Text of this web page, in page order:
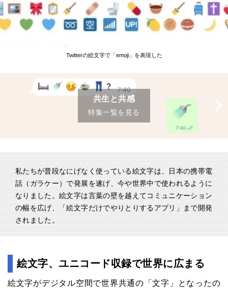
Twitterの絵文字で「emoji」を表現した
共生と共感
特集一覧を見る
私たちが普段なにげなく使っている絵文字は、日本の携帯電
話（ガラケー）で発展を遂げ、今や世界中で使われるように
なりました。絵文字は言葉の壁を越えてコミュニケーション
の幅を広げ、「絵文字だけでやりとりするアプリ」まで開発
されました。
絵文字、ユニコード収録で世界に広まる
絵文字がデジタル空間で世界共通の「文字」となったの